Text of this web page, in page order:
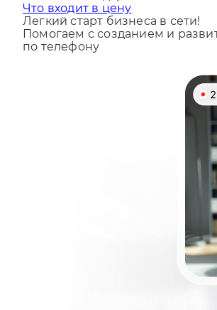
CRM в подарок
Что входит в цену
Легкий старт бизнеса в сети!
Помогаем с созданием и